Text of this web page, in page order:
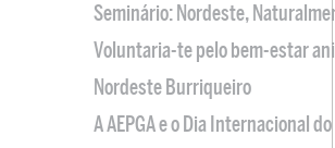
Seminário: Nordeste,
Voluntaria-te pelo bem-estar
Nordeste Burriqueiro
A AEPGA e o Dia Internacional